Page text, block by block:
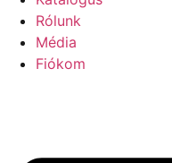
Rólunk
Média
Fiókom